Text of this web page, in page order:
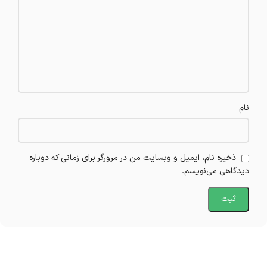
نام
ذخیره نام، ایمیل و وبسایت من در مرورگر برای زمانی که دوباره
دیدگاهی می‌نویسم.